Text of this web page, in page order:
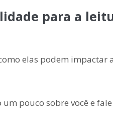
para a
elas podem impactar
pouco sobre você e